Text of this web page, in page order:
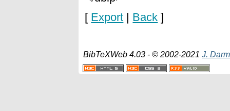
[ Export Back ]
BibTeXWeb 4.03 - © 2002-2021J.